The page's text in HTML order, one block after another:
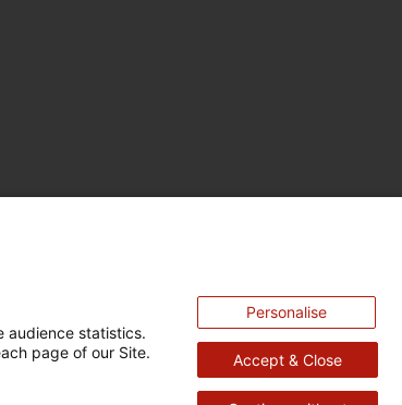
audience statistics.
page of our Site.
Personalise
Accept & Close